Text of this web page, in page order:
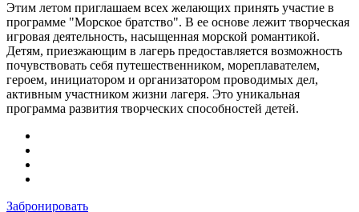
Этим летом приглашаем всех желающих принять участие в
программе "Морское братство". В ее основе лежит творческая
игровая деятельность, насыщенная морской романтикой.
Детям, приезжающим в лагерь предоставляется возможность
почувствовать себя путешественником, мореплавателем,
героем, инициатором и организатором проводимых дел,
активным участником жизни лагеря. Это уникальная
программа развития творческих способностей детей.
Забронировать